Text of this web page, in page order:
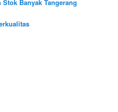
Banyak Tangerang